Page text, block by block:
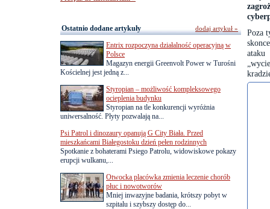
Poza
ataku
Ostatnio dodane artykuły
Entrix rozpoczyna działalność operacyjną w
Polsce
Magazyn energii Greenvolt Power w Turośni
Kościelnej jest jedną z...
Styropian – możliwość kompleksowego
ocieplenia budynku
Styropian na tle konkurencji wyróżnia
uniwersalność. Płyty pozwalają na...
Psi Patrol i dinozaury opanują G City Biała. Przed
mieszkańcami Białegostoku dzień pełen rodzinnych
Spotkanie z bohaterami Psiego Patrolu, widowiskowe pokazy
erupcji wulkanu,...
Otwocka placówka zmienia leczenie chorób
płuc i nowotworów
Mniej inwazyjne badania, krótszy pobyt w
szpitalu i szybszy dostęp do...
dodaj artykuł »